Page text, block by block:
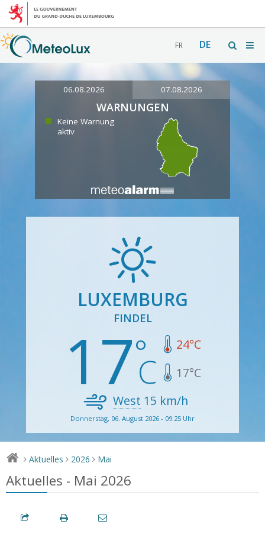
FR DE
06.08.2026 07.08.2026
WARNUNGEN
Keine Warnung
aktiv
LUXEMBURG
FINDEL
17 24°C
17°C
West 15 km/h
Donnerstag, 06. August 2026 - 09:25 Uhr
> Aktuelles > 2026 > Mai
Aktuelles - Mai 2026